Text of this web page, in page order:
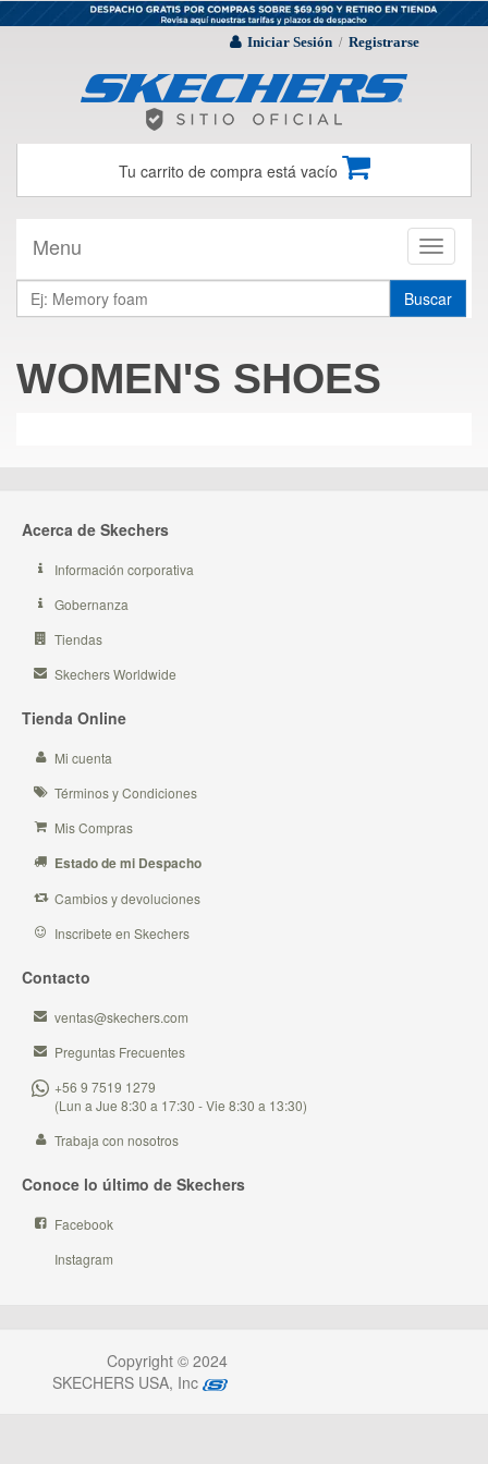
Iniciar Sesión / Registrarse
Tu carrito de compra está vacío
Toggle
Menu
Buscar
WOMEN'S SHOES
Acerca de Skechers
Información corporativa
Gobernanza
Tiendas
Skechers Worldwide
Tienda Online
Mi cuenta
Términos y Condiciones
Mis Compras
Estado de mi Despacho
Cambios y devoluciones
Inscribete en Skechers
Contacto
ventas@skechers.com
Preguntas Frecuentes
+56 9 7519 1279
(Lun a Jue 8:30 a 17:30 - Vie 8:30 a 13:30)
Trabaja con nosotros
Conoce lo último de Skechers
Facebook
Instagram
Copyright © 2024
SKECHERS USA, Inc